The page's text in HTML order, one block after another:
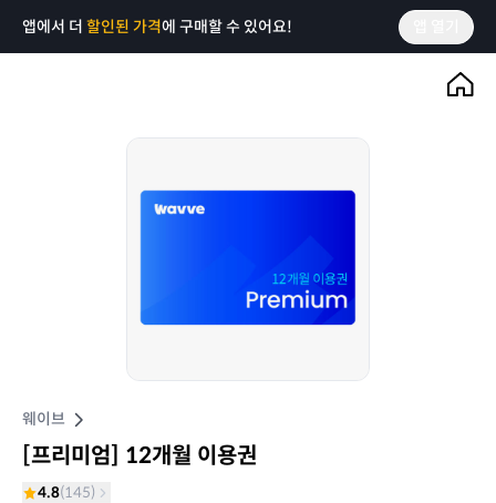
앱에서 더 할인된 가격에 구매할 수 있어요!
웨이브
[프리미엄] 12개월 이용권
4.8(145)